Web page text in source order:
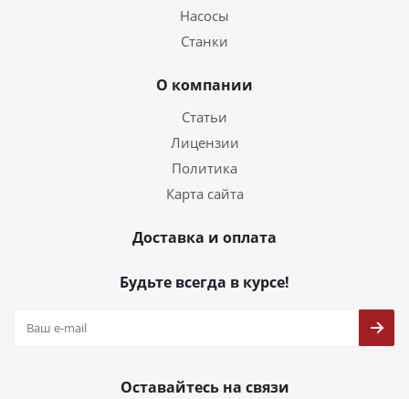
Насосы
Станки
О компании
Статьи
Лицензии
Политика
Карта сайта
Доставка и оплата
Будьте всегда в курсе!
Оставайтесь на связи